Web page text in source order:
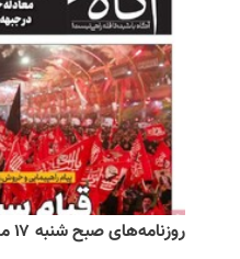
روزنامه‌های صبح شنبه ۱۷ مرداد ۱۴۰۵